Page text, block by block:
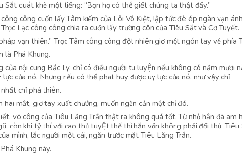
Sắt quát khẽ một tiếng: “Bọn họ có thể giết chúng ta thật đấy.”
công cuốn lấy Tâm kiếm của Lôi Vô Kiệt, lập tức đè ép ngàn vạn
Lạc công công chia ra cuốn lấy trường côn của Tiêu Sắt và Cơ Tuyết.
vạn thiên.” Trọc Tâm công công đột nhiên giơ một ngón tay về phía
là Phá Khung.
nội cung Bắc Ly, chỉ có điều người tu luyỆn nếu không có năm mươi
của nó. Nhưng nếu có thể phát huy được uy lực của nó, như vậy chỉ
chỉ phá thiên.
hai mắt, giơ tay xuất chưởng, muốn ngăn cản một chỉ đó.
võ công của Tiêu Lăng Trần thật ra không quá tốt. Từ nhỏ hắn đã am
còn khi tỷ thí với cao thủ tuyỆt thế thì hắn vốn không phải đối thủ.
mình, lắc người một cái, ngăn trước mặt Tiêu Lăng Trần.
Khung này.